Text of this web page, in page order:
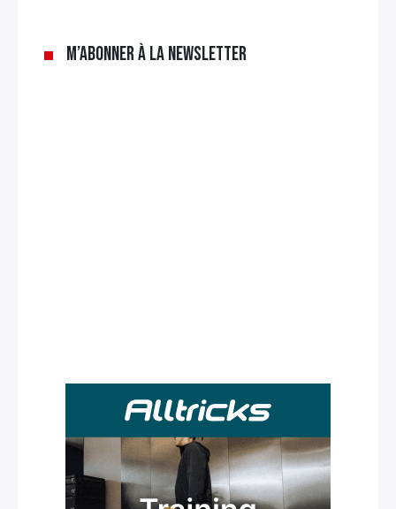
M’abonner à la newsletter
Rechercher